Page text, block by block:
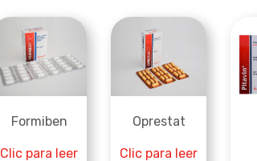
Formiben
Clic para leer
Oprestat
Clic para leer